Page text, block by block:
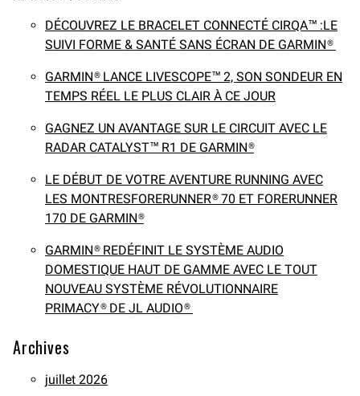
DÉCOUVREZ LE BRACELET CONNECTÉ CIRQA™ :LE
SUIVI FORME & SANTÉ SANS ÉCRAN DE GARMIN®
GARMIN® LANCE LIVESCOPE™ 2, SON SONDEUR EN
TEMPS RÉEL LE PLUS CLAIR À CE JOUR
GAGNEZ UN AVANTAGE SUR LE CIRCUIT AVEC LE
RADAR CATALYST™ R1 DE GARMIN®
LE DÉBUT DE VOTRE AVENTURE RUNNING AVEC
LES MONTRESFORERUNNER® 70 ET FORERUNNER
170 DE GARMIN®
GARMIN® REDÉFINIT LE SYSTÈME AUDIO
DOMESTIQUE HAUT DE GAMME AVEC LE TOUT
NOUVEAU SYSTÈME RÉVOLUTIONNAIRE
PRIMACY® DE JL AUDIO®
Archives
juillet 2026